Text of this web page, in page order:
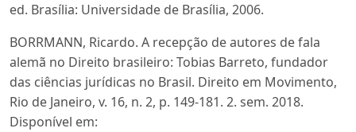
ed. Brasília: Universidade de Brasília, 2006.
BORRMANN, Ricardo. A recepção de autores de fala
alemã no Direito brasileiro: Tobias Barreto, fundador
das ciências jurídicas no Brasil. Direito em Movimento,
Rio de Janeiro, v. 16, n. 2, p. 149-181. 2. sem. 2018.
Disponível em: